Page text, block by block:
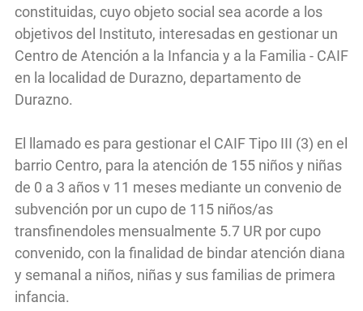
constituidas, cuyo objeto social sea acorde a los
objetivos del Instituto, interesadas en gestionar un
Centro de Atención a la Infancia y a la Familia - CAIF
en la localidad de Durazno, departamento de
Durazno.
El llamado es para gestionar el CAIF Tipo III (3) en el
barrio Centro, para la atención de 155 niños y niñas
de 0 a 3 años v 11 meses mediante un convenio de
subvención por un cupo de 115 niños/as
transfinendoles mensualmente 5.7 UR por cupo
convenido, con la finalidad de bindar atención diana
y semanal a niños, niñas y sus familias de primera
infancia.